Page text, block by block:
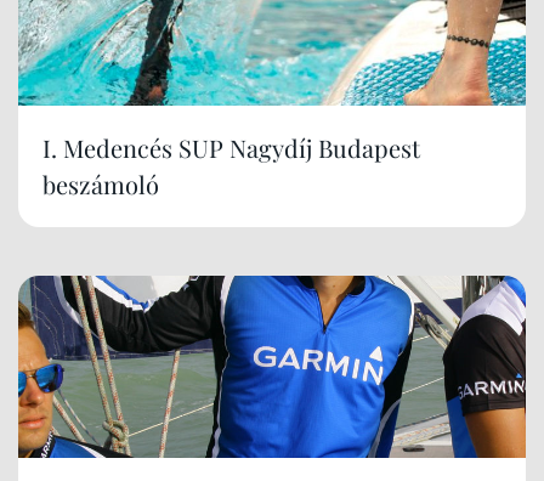
I. Medencés SUP Nagydíj Budapest
beszámoló